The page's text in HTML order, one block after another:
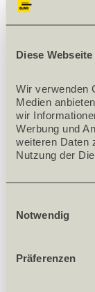
Diese
Wir verwenden
Medien
wir
Werbung und
weiteren Daten
Nutzung der
Notwendig
Präferenzen
HERHOLZ-
142593
Stärke
Länge
Breite [mm]
Bandseite
Dekor